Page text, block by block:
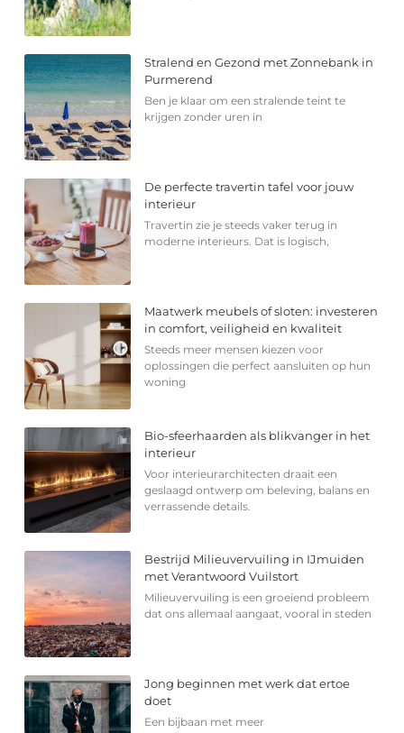
Stralend en Gezond met Zonnebank in
Purmerend
Ben je klaar om een stralende teint te
krijgen zonder uren in
De perfecte travertin tafel voor jouw
interieur
Travertin zie je steeds vaker terug in
moderne interieurs. Dat is logisch,
Maatwerk meubels of sloten: investeren
in comfort, veiligheid en kwaliteit
Steeds meer mensen kiezen voor
oplossingen die perfect aansluiten op hun
woning
Bio-sfeerhaarden als blikvanger in het
interieur
Voor interieurarchitecten draait een
geslaagd ontwerp om beleving, balans en
verrassende details.
Bestrijd Milieuvervuiling in IJmuiden
met Verantwoord Vuilstort
Milieuvervuiling is een groeiend probleem
dat ons allemaal aangaat, vooral in steden
Jong beginnen met werk dat ertoe
doet
Een bijbaan met meer